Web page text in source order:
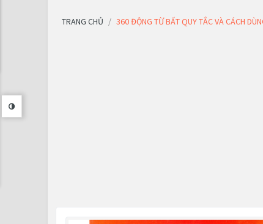
TRANG CHỦ 360 ĐỘNG TỪ BẤT QUY TẮC VÀ CÁCH